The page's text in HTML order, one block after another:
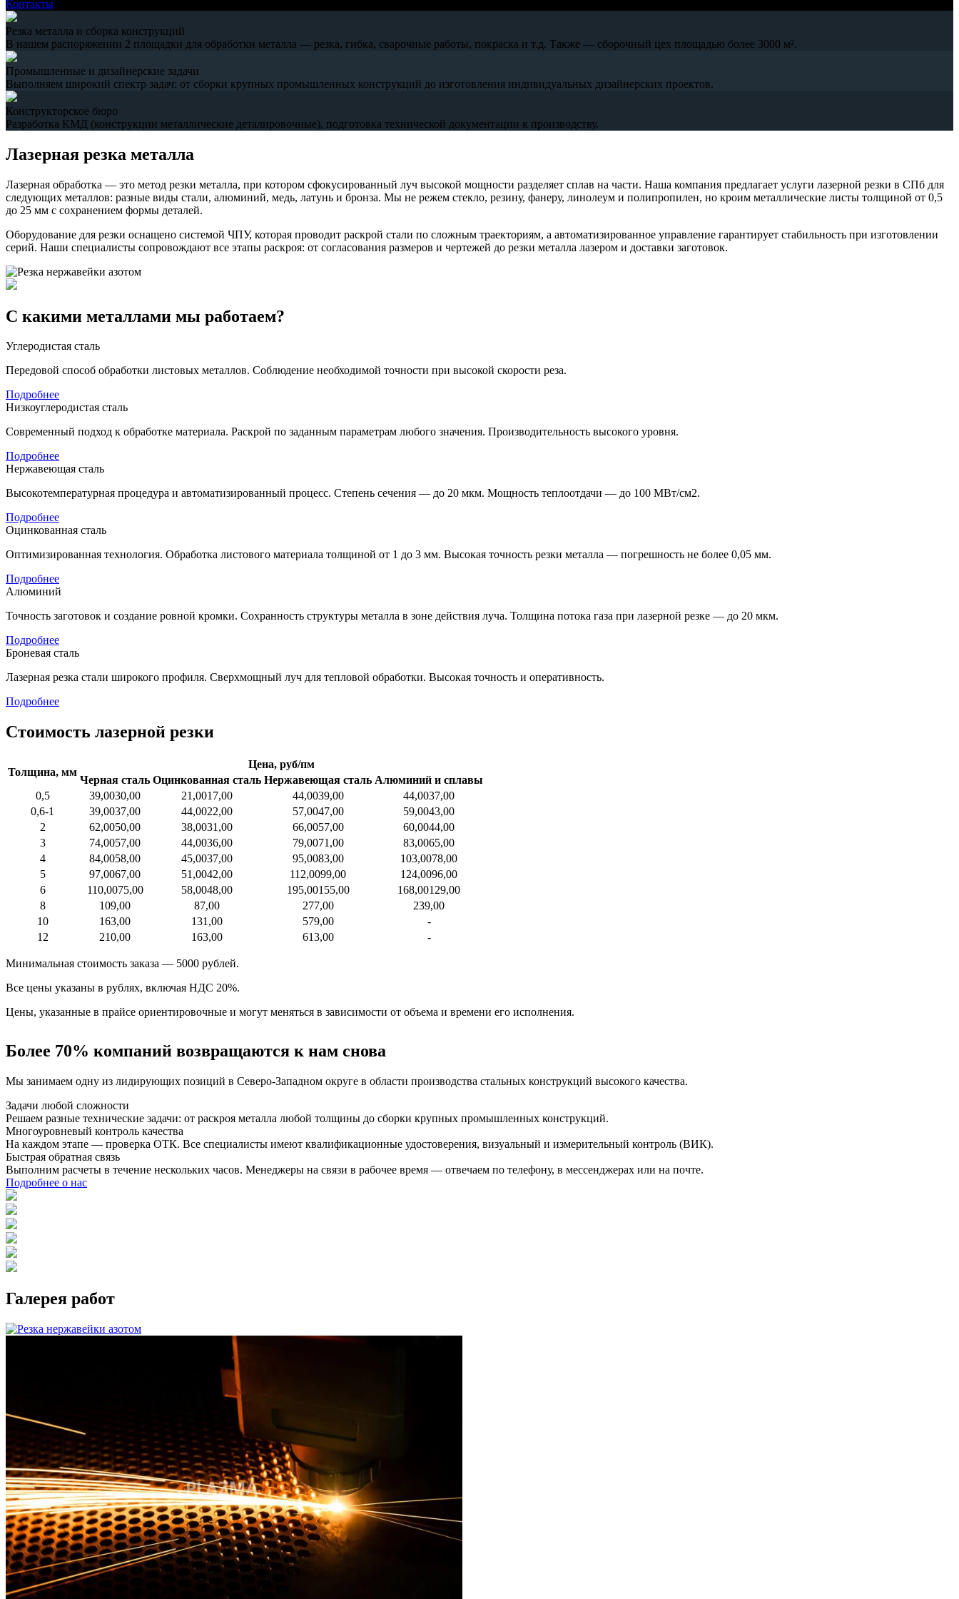
Контакты
Резка металла и сборка конструкций
В нашем распоряжении 2 площадки для обработки металла — резка, гибка, сварочные работы, покраска и т.д. Также — сборочный цех площадью более 3000 м².
Промышленные и дизайнерские задачи
Выполняем широкий спектр задач: от сборки крупных промышленных конструкций до изготовления индивидуальных дизайнерских проектов.
Конструкторское бюро
Разработка КМД (конструкции металлические деталировочные), подготовка технической документации к производству.
Лазерная резка металла
Лазерная обработка — это метод резки металла, при котором сфокусированный луч высокой мощности разделяет сплав на части. Наша компания предлагает услуги лазерной резки в СПб для
следующих металлов: разные виды стали, алюминий, медь, латунь и бронза. Мы не режем стекло, резину, фанеру, линолеум и полипропилен, но кроим металлические листы толщиной от 0,5
до 25 мм с сохранением формы деталей.
Оборудование для резки оснащено системой ЧПУ, которая проводит раскрой стали по сложным траекториям, а автоматизированное управление гарантирует стабильность при изготовлении
серий. Наши специалисты сопровождают все этапы раскроя: от согласования размеров и чертежей до резки металла лазером и доставки заготовок.
С какими металлами мы работаем?
Углеродистая сталь
Передовой способ обработки листовых металлов. Соблюдение необходимой точности при высокой скорости реза.
Подробнее
Низкоуглеродистая сталь
Современный подход к обработке материала. Раскрой по заданным параметрам любого значения. Производительность высокого уровня.
Подробнее
Нержавеющая сталь
Высокотемпературная процедура и автоматизированный процесс. Степень сечения — до 20 мкм. Мощность теплоотдачи — до 100 МВт/см2.
Подробнее
Оцинкованная сталь
Оптимизированная технология. Обработка листового материала толщиной от 1 до 3 мм. Высокая точность резки металла — погрешность не более 0,05 мм.
Подробнее
Алюминий
Точность заготовок и создание ровной кромки. Сохранность структуры металла в зоне действия луча. Толщина потока газа при лазерной резке — до 20 мкм.
Подробнее
Броневая сталь
Лазерная резка стали широкого профиля. Сверхмощный луч для тепловой обработки. Высокая точность и оперативность.
Подробнее
Стоимость лазерной резки
Толщина, мм
Цена, руб/пм
Черная сталь Оцинкованная сталь Нержавеющая сталь Алюминий и сплавы
0,5
39,0030,00 21,0017,00 44,0039,00 44,0037,00
0,6-1
39,0037,00 44,0022,00 57,0047,00 59,0043,00
2
62,0050,00 38,0031,00 66,0057,00 60,0044,00
3
74,0057,00 44,0036,00 79,0071,00 83,0065,00
4
84,0058,00 45,0037,00 95,0083,00 103,0078,00
5
97,0067,00 51,0042,00 112,0099,00 124,0096,00
6
110,0075,00 58,0048,00 195,00155,00 168,00129,00
8
109,00 87,00 277,00
239,00
10
163,00 131,00 579,00
-
12
210,00 163,00 613,00 -
Минимальная стоимость заказа — 5000 рублей.
Все цены указаны в рублях, включая НДС 20%.
Цены, указанные в прайсе ориентировочные и могут меняться в зависимости от объема и времени его исполнения.
Более 70% компаний возвращаются к нам снова
Мы занимаем одну из лидирующих позиций в Северо-Западном округе в области производства стальных конструкций высокого качества.
Задачи любой сложности
Решаем разные технические задачи: от раскроя металла любой толщины до сборки крупных промышленных конструкций.
Многоуровневый контроль качества
На каждом этапе — проверка ОТК. Все специалисты имеют квалификационные удостоверения, визуальный и измерительный контроль (ВИК).
Быстрая обратная связь
Выполним расчеты в течение нескольких часов. Менеджеры на связи в рабочее время — отвечаем по телефону, в мессенджерах или на почте.
Подробнее о нас
Галерея работ